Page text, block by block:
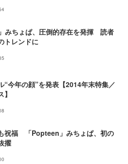
みちょぱ、圧倒的存在を発揮 読者
トレンドに
“今年の顔”を発表【2014年末特集／
祝福 「Popteen」みちょぱ、初の
擢